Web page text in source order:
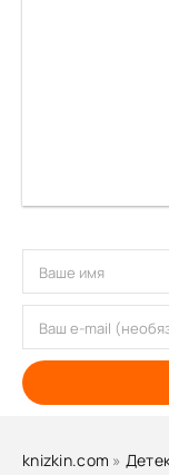
knizkin.com »